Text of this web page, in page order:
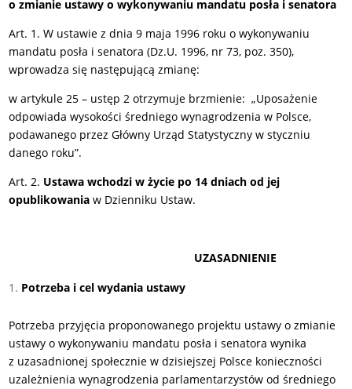
o zmianie ustawy o wykonywaniu mandatu posła i senatora
Art. 1. W ustawie z dnia 9 maja 1996 roku o wykonywaniu
mandatu posła i senatora (Dz.U. 1996, nr 73, poz. 350),
wprowadza się następującą zmianę:
w artykule 25 – ustęp 2 otrzymuje brzmienie: „Uposażenie
odpowiada wysokości średniego wynagrodzenia w Polsce,
podawanego przez Główny Urząd Statystyczny w styczniu
danego roku”.
Art. 2. Ustawa wchodzi w życie po 14 dniach od jej
opublikowania w Dzienniku Ustaw.
UZASADNIENIE
Potrzeba i cel wydania ustawy
Potrzeba przyjęcia proponowanego projektu ustawy o zmianie
ustawy o wykonywaniu mandatu posła i senatora wynika
z uzasadnionej społecznie w dzisiejszej Polsce konieczności
uzależnienia wynagrodzenia parlamentarzystów od średniego